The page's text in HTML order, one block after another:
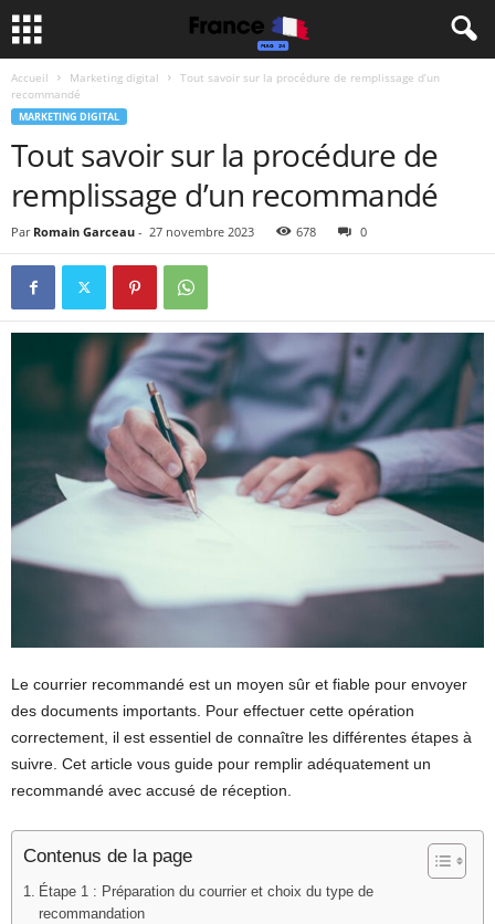
Accueil Marketing digital
Tout savoir sur la procédure de remplissage d’un
recommandé
MARKETING DIGITAL
Tout savoir sur la procédure de
remplissage d’un recommandé
Par Romain Garceau - 27 novembre 2023 678 0
Le courrier recommandé est un moyen sûr et fiable pour envoyer
des documents importants. Pour effectuer cette opération
correctement, il est essentiel de connaître les différentes étapes à
suivre. Cet article vous guide pour remplir adéquatement un
recommandé avec accusé de réception.
Contenus de la page
Étape 1 : Préparation du courrier et choix du type de
recommandation